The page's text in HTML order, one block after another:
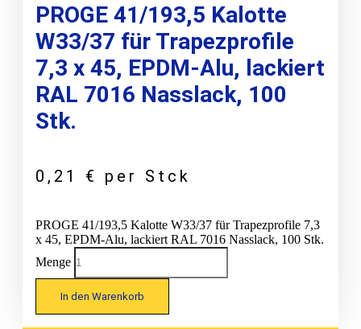
PROGE 41/193,5 Kalotte
W33/37 für Trapezprofile
7,3 x 45, EPDM-Alu, lackiert
RAL 7016 Nasslack, 100
Stk.
0,21 € per Stck
PROGE 41/193,5 Kalotte W33/37 für Trapezprofile 7,3
x 45, EPDM-Alu, lackiert RAL 7016 Nasslack, 100 Stk.
Menge
In den Warenkorb